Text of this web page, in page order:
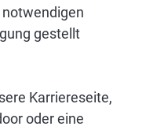
gestellt
Karriereseite,
oder eine